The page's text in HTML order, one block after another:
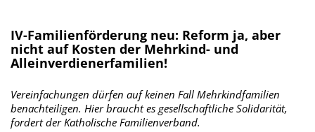
IV-Familienförderung neu: Reform ja, aber
nicht auf Kosten der Mehrkind- und
Alleinverdienerfamilien!
Vereinfachungen dürfen auf keinen Fall Mehrkindfamilien
benachteiligen. Hier braucht es gesellschaftliche Solidarität,
fordert der Katholische Familienverband.